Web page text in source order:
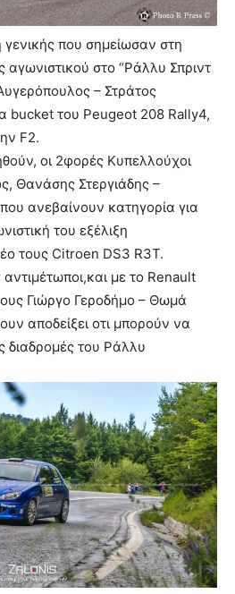
που σημείωσαν στη
αγωνιστικού στο “Ράλλυ Σπριντ
– Στράτος
bucket του Peugeot 208 Rally4,
F2.
οι 2φορές Κυπελλούχοι
Θανάσης Στεργιάδης –
ανεβαίνουν κατηγορία για
του εξέλιξη
τους Citroen DS3 R3T.
με το Renault
Γιώργο Γεροδήμο – Θωμά
αποδείξει οτι μπορούν να
διαδρομές του Ράλλυ